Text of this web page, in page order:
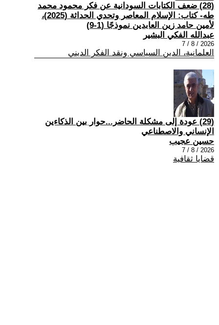
(28) ضعف الكتابات السودانية عن فكر محمود محمد
طه- كتاب: الإسلام المعاصر وتحدي الحداثة (2025)،
لأمين حامد زين العابدين نموذجًا (1-9)
عبدالله الفكي البشير
2026 / 8 / 7
العلمانية، الدين السياسي ونقد الفكر الديني
(29) عودة إلى مشكلة الحاضر...حوار بين الذكاءين
الإنساني والاصطناعي
حسين عجيب
2026 / 8 / 7
قضايا ثقافية